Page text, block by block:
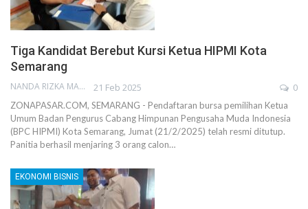
Tiga Kandidat Berebut Kursi Ketua HIPMI Kota
Semarang
NANDA RIZKA MAHENDRA 21 Feb 2025 0
ZONAPASAR.COM, SEMARANG - Pendaftaran bursa pemilihan Ketua
Umum Badan Pengurus Cabang Himpunan Pengusaha Muda Indonesia
(BPC HIPMI) Kota Semarang, Jumat (21/2/2025) telah resmi ditutup.
Panitia berhasil menjaring 3 orang calon…
EKONOMI BISNIS